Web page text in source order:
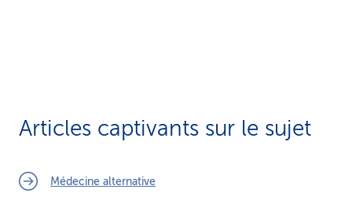
Articles captivants sur le sujet
Médecine alternative